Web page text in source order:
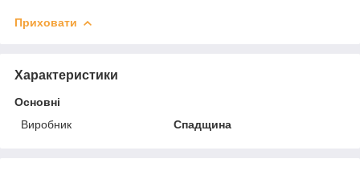
Приховати
Характеристики
Основні
Виробник
Спадщина